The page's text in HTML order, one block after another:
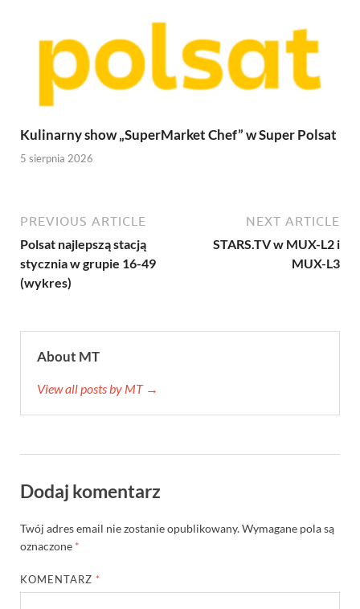
Kulinarny show „SuperMarket Chef” w Super Polsat
5 sierpnia 2026
PREVIOUS ARTICLE
Polsat najlepszą stacją
stycznia w grupie 16-49
(wykres)
NEXT ARTICLE
STARS.TV w MUX-L2 i
MUX-L3
About MT
View all posts by MT →
Dodaj komentarz
Twój adres email nie zostanie opublikowany.Wymagane pola są
oznaczone *
KOMENTARZ *